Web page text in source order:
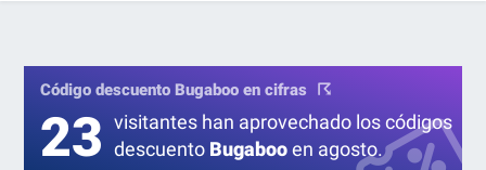
Código descuento Bugaboo en cifras
23 visitantes han aprovechado los códigos
descuento Bugabooen agosto.